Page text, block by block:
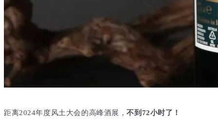
距离2024年度风土大会的高峰酒展，不到72小时了！